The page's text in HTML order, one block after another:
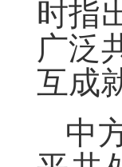
时指
广泛
互成
中